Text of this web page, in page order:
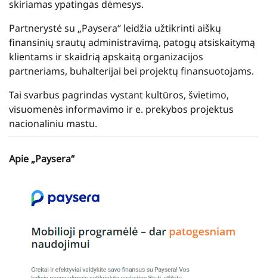
skiriamas ypatingas dėmesys.
Partnerystė su „Paysera“ leidžia užtikrinti aiškų
finansinių srautų administravimą, patogų atsiskaitymą
klientams ir skaidrią apskaitą organizacijos
partneriams, buhalterijai bei projektų finansuotojams.
Tai svarbus pagrindas vystant kultūros, švietimo,
visuomenės informavimo ir e. prekybos projektus
nacionaliniu mastu.
Apie „Paysera“